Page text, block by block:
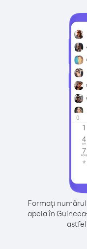
Formați
apela în